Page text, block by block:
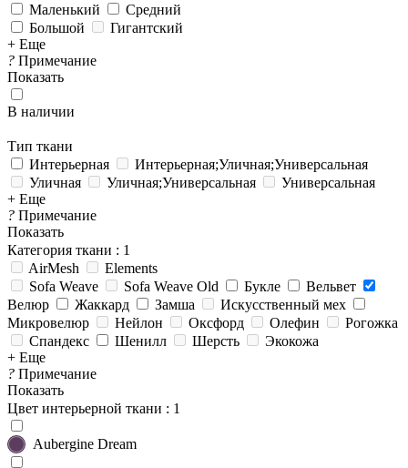
Маленький
Средний
Большой
Гигантский
+ Еще
? Примечание
Показать
В наличии
Тип ткани
Интерьерная
Интерьерная;Уличная;Универсальная
Уличная
Уличная;Универсальная
Универсальная
+ Еще
? Примечание
Показать
Категория ткани : 1
AirMesh
Elements
Sofa Weave
Sofa Weave Old Букле
Вельвет
Велюр
Жаккард Замша
Искусственный мех
Микровелюр
Нейлон Оксфорд Олефин
Рогожка
Спандекс
Шенилл Шерсть
Экокожа
+ Еще
? Примечание
Показать
Цвет интерьерной ткани : 1
Aubergine Dream